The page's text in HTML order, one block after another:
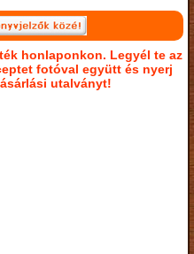
honlaponkon. Legyél te az
fotóval együtt és nyerj
utalványt!